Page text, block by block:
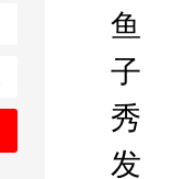
鱼
子
秀
发